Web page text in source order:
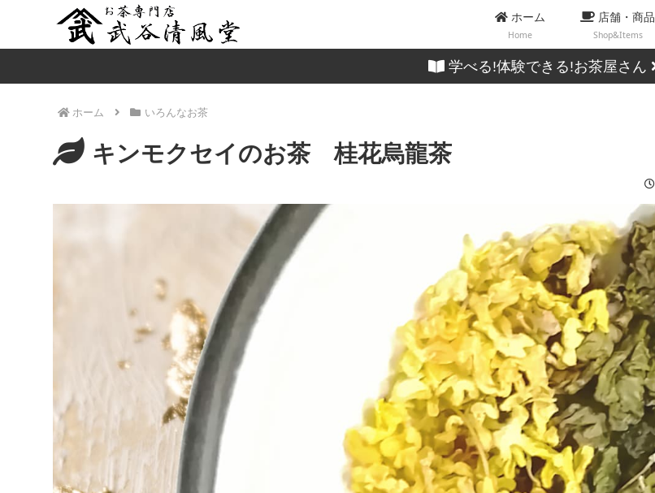
ホーム
Home
店舗・商品
Shop&Items
学べる!体験できる!お茶屋さん
ホーム いろんなお茶
キンモクセイのお茶 桂花烏龍茶